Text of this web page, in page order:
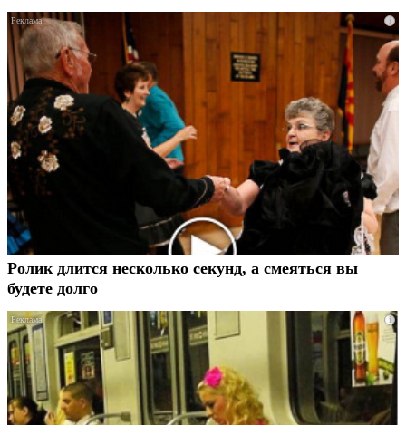
i
Ролик длится несколько секунд, а смеяться вы
будете долго
i